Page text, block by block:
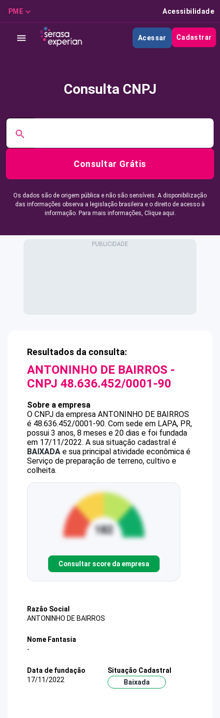
PME Acessibilidade
Acessar Cadastrar
Consulta CNPJ
Consultar Grátis
Os dados são de origem pública e não são sensíveis. A disponibilização
das informações observa a legislação brasileira e o direito de acesso à
informação. Para mais informações, Clique aqui.
Resultados da consulta:
ANTONINHO DE BAIRROS -
CNPJ 48.636.452/0001-90
Sobre a empresa
O CNPJ da empresa ANTONINHO DE BAIRROS
é 48.636.452/0001-90. Com sede em LAPA, PR,
possui 3 anos, 8 meses e 20 dias e foi fundada
em 17/11/2022. A sua situação cadastral é
BAIXADA e sua principal atividade econômica é
Serviço de preparação de terreno, cultivo e
colheita.
Consultar score da empresa
Razão Social
ANTONINHO DE BAIRROS
Nome Fantasia
-
Data de fundação
17/11/2022
Situação Cadastral
Baixada